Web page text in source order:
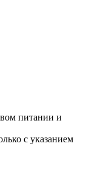
питании и
с указанием